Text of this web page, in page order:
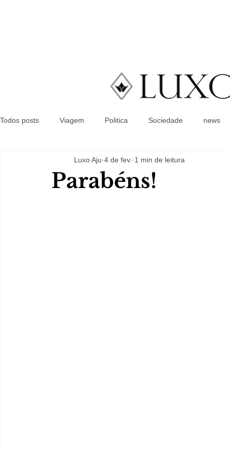
Todos posts Viagem Politica Sociedade news
Parabéns!
Luxo Aju 4 de fev. 1 min de leitura